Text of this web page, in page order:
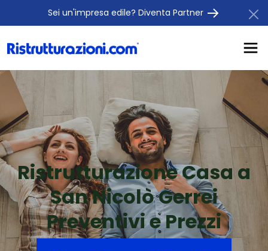
Sei un'impresa edile? Diventa Partner
Ristrutturazione Casa a
San Nicolò Gerrei
Preventivi e Prezzi